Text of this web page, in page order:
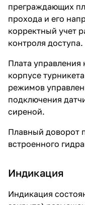
преграждающих
прохода и его
корректный учет
контроля доступа.
Плата управления
корпусе
режимов
подключения
сиреной.
Плавный доворот
встроенного
Индикация
Индикация